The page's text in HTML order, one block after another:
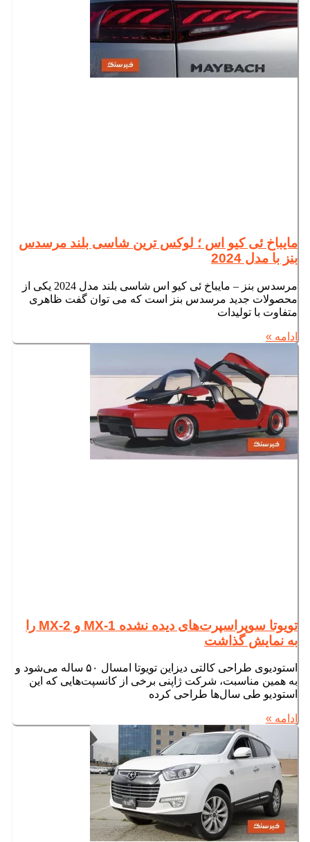
مایباخ ئی کیو اس ؛ لوکس ترین شاسی بلند مرسدس
بنز با مدل 2024
مرسدس بنز – مایباخ ئی کیو اس شاسی بلند مدل 2024 یکی از
محصولات جدید مرسدس بنز است که می توان گفت ظاهری
متفاوت با تولیدات
ادامه »
تویوتا سوپراسپرت‌های دیده نشده MX-1 و MX-2 را
به نمایش گذاشت
استودیوی طراحی کالتی دیزاین تویوتا امسال ۵۰ ساله می‌شود و
به همین مناسبت، شرکت ژاپنی برخی از کانسپت‌هایی که این
استودیو طی سال‌ها طراحی کرده
ادامه »